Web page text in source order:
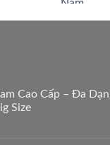
Cao Cấp – Đa
Size